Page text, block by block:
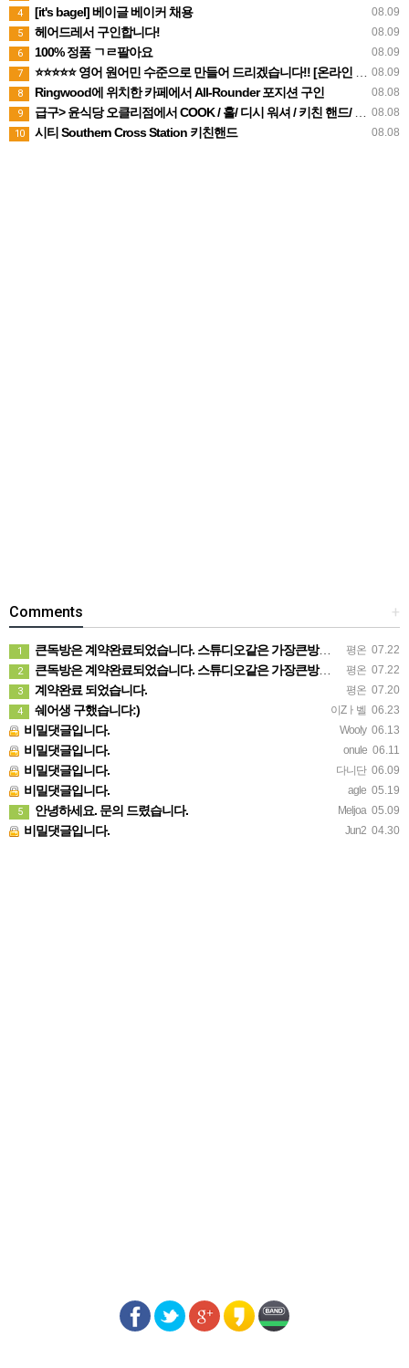
08.09
4 [it's bagel] 베이글 베이커 채용
08.09
5 헤어드레서 구인합니다!
08.09
6 100% 정품 ㄱㄹ팔아요
08.09
7 ⭐⭐⭐⭐⭐ 영어 원어민 수준으로 만들어 드리겠습니다!! [온라인 트라이얼 및 수업가능] + 학생후기
08.08
8 Ringwood에 위치한 카페에서 All-Rounder 포지션 구인
08.08
9 급구> 윤식당 오클리점에서 COOK / 홀/ 디시 워셔 / 키친 핸드/ 주방보조 구합니다 ~~^^
08.08
10 시티 Southern Cross Station 키친핸드
+
Comments
평온 07.22
1 큰독방은 계약완료되었습니다. 스튜디오같은 가장큰방을 2인동시 또는 혼자서 큰독방으로도 즉시입주 가능합니다.
평온 07.22
2 큰독방은 계약완료되었습니다. 스튜디오같은 가장큰방을 2인동시 또는 혼자서 큰독방으로도 즉시입주 가능합니다.
평온 07.20
3 계약완료 되었습니다.
이Zㅏ벨 06.23
4 쉐어생 구했습니다:)
Wooly 06.13
비밀댓글입니다.
onule 06.11
비밀댓글입니다.
다니단 06.09
비밀댓글입니다.
agle 05.19
비밀댓글입니다.
Meljoa 05.09
5 안녕하세요. 문의 드렸습니다.
Jun2 04.30
비밀댓글입니다.